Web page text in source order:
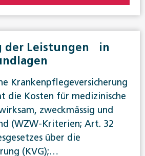
der Leistungen in
Krankenpflegeversicherung
die Kosten für medizinische
zweckmässig und
(WZW-Kriterien; Art. 32
über die
(KVG);…